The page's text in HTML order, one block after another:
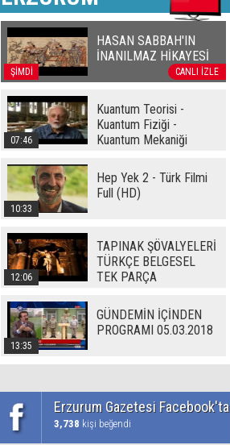
ŞİMDİ CANLI İZLE
HASAN SABBAH'IN
İNANILMAZ HİKAYESİ
07:46
Kuantum Teorisi -
Kuantum Fiziği -
Kuantum Mekaniği
10:33
Hep Yek 2 - Türk Filmi
Full (HD)
12:06
TAPINAK ŞÖVALYELERİ
TÜRKÇE BELGESEL
TEK PARÇA
13:35
GÜNDEMİN İÇİNDEN
PROGRAMI 05.03.2018
Erzurum Gazetesi Facebook'ta
3,738 kişi beğendi